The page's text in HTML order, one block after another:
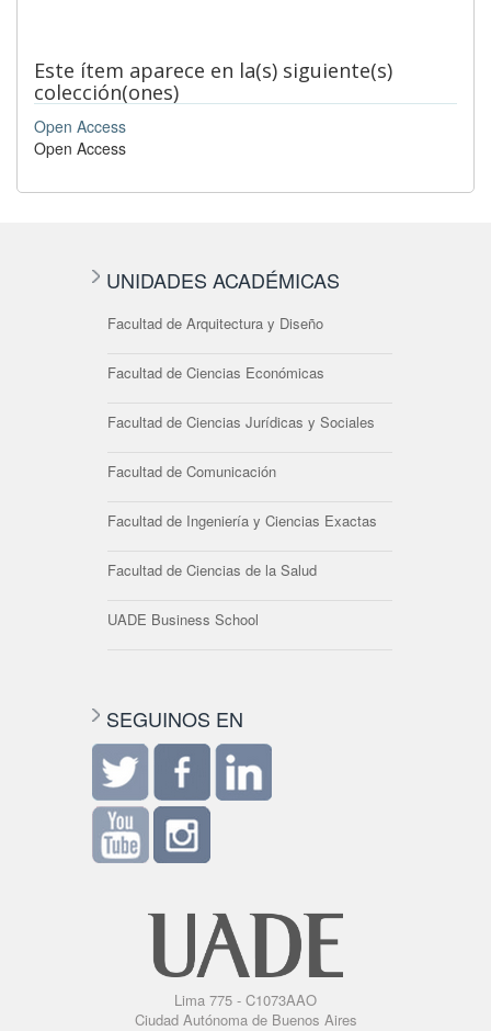
Este ítem aparece en la(s) siguiente(s)
colección(ones)
Open Access
Open Access
UNIDADES ACADÉMICAS
Facultad de Arquitectura y Diseño
Facultad de Ciencias Económicas
Facultad de Ciencias Jurídicas y Sociales
Facultad de Comunicación
Facultad de Ingeniería y Ciencias Exactas
Facultad de Ciencias de la Salud
UADE Business School
SEGUINOS EN
Lima 775 - C1073AAO
Ciudad Autónoma de Buenos Aires